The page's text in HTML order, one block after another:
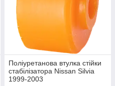
Поліуретанова втулка стійки
стабілізатора Nissan Silvia
1999-2003